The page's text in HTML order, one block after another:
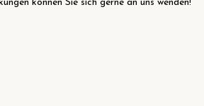
können Sie sich gerne an uns wenden!